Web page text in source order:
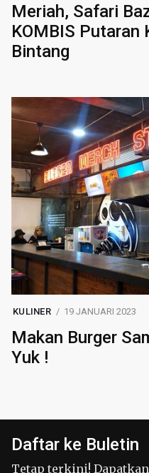
Meriah, Safari
KOMBIS Putaran
Bintang
KULINER 19 JANUARI 2023
Makan Burger
Yuk !
Daftar ke Buletin
Tetap terkini!